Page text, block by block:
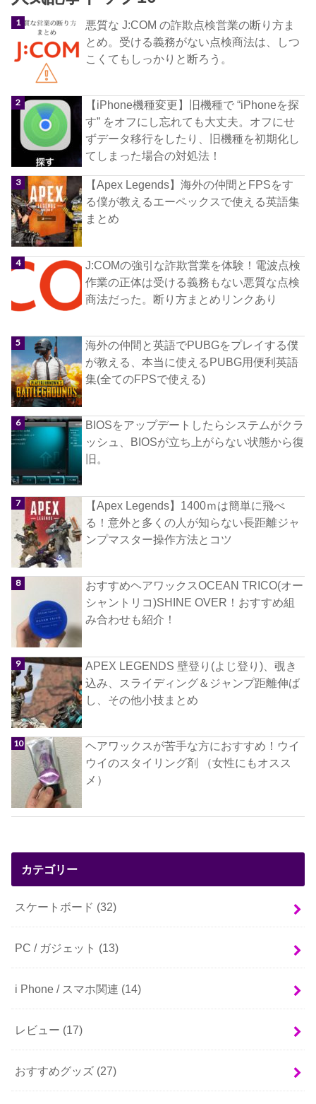
悪質な J:COM の詐欺点検営業の断り方ま
とめ。受ける義務がない点検商法は、しつ
こくてもしっかりと断ろう。
【iPhone機種変更】旧機種で “iPhoneを探
す” をオフにし忘れても大丈夫。オフにせ
ずデータ移行をしたり、旧機種を初期化し
てしまった場合の対処法！
【Apex Legends】海外の仲間とFPSをす
る僕が教えるエーペックスで使える英語集
まとめ
J:COMの強引な詐欺営業を体験！電波点検
作業の正体は受ける義務もない悪質な点検
商法だった。断り方まとめリンクあり
海外の仲間と英語でPUBGをプレイする僕
が教える、本当に使えるPUBG用便利英語
集(全てのFPSで使える)
BIOSをアップデートしたらシステムがクラ
ッシュ、BIOSが立ち上がらない状態から復
旧。
【Apex Legends】1400ｍは簡単に飛べ
る！意外と多くの人が知らない長距離ジャ
ンプマスター操作方法とコツ
おすすめヘアワックスOCEAN TRICO(オー
シャントリコ)SHINE OVER！おすすめ組
み合わせも紹介！
APEX LEGENDS 壁登り(よじ登り)、覗き
込み、スライディング＆ジャンプ距離伸ば
し、その他小技まとめ
ヘアワックスが苦手な方におすすめ！ウイ
ウイのスタイリング剤 （女性にもオスス
メ）
カテゴリー
スケートボード (32)
PC / ガジェット (13)
i Phone / スマホ関連 (14)
レビュー (17)
おすすめグッズ (27)